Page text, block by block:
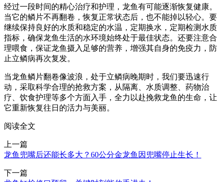
经过一段时间的精心治疗和护理，龙鱼有可能逐渐恢复健康。
当它的鳞片不再翻卷，恢复正常状态后，也不能掉以轻心。要
继续保持良好的水质和稳定的水温，定期换水，定期检测水质
指标，确保龙鱼生活的水环境始终处于最佳状态。还要注意合
理喂食，保证龙鱼摄入足够的营养，增强其自身的免疫力，防
止立鳞病再次复发。
当龙鱼鳞片翻卷像波浪，处于立鳞病晚期时，我们要迅速行
动，采取科学合理的抢救方案，从隔离、水质调整、药物治
疗、饮食护理等多个方面入手，全力以赴挽救龙鱼的生命，让
它重新恢复往日的活力与美丽。
阅读全文
上一篇
龙鱼兜嘴后还能长多大？60公分金龙鱼因兜嘴停止生长！
下一篇